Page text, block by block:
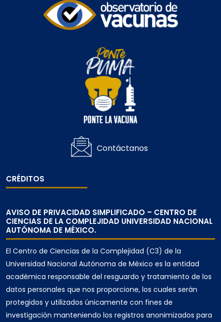
Contáctanos
CRÉDITOS
AVISO DE PRIVACIDAD SIMPLIFICADO – CENTRO DE
CIENCIAS DE LA COMPLEJIDAD UNIVERSIDAD NACIONAL
AUTÓNOMA DE MÉXICO.
El Centro de Ciencias de la Complejidad (C3) de la
Universidad Nacional Autónoma de México es la entidad
académica responsable del resguardo y tratamiento de los
datos personales que nos proporcione, los cuales serán
protegidos y utilizados únicamente con fines de
investigación manteniendo los registros anonimizados para